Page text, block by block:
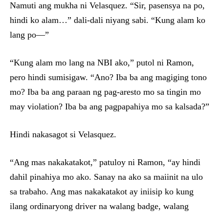
Namuti ang mukha ni Velasquez. “Sir, pasensya na po,
hindi ko alam…” dali-dali niyang sabi. “Kung alam ko
lang po—”
“Kung alam mo lang na NBI ako,” putol ni Ramon,
pero hindi sumisigaw. “Ano? Iba ba ang magiging tono
mo? Iba ba ang paraan ng pag-aresto mo sa tingin mo
may violation? Iba ba ang pagpapahiya mo sa kalsada?”
Hindi nakasagot si Velasquez.
“Ang mas nakakatakot,” patuloy ni Ramon, “ay hindi
dahil pinahiya mo ako. Sanay na ako sa maiinit na ulo
sa trabaho. Ang mas nakakatakot ay iniisip ko kung
ilang ordinaryong driver na walang badge, walang